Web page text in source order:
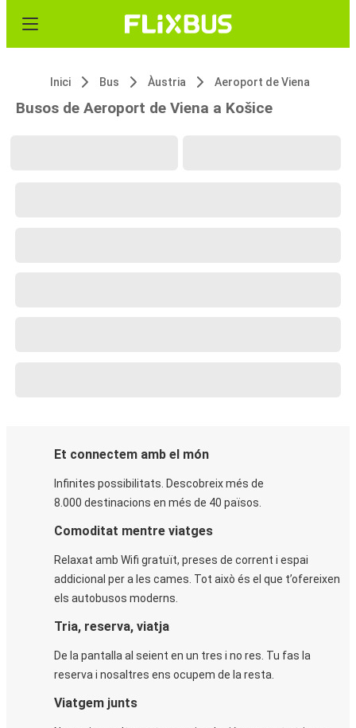
Inici Bus Àustria Aeroport de Viena
Busos de Aeroport de Viena a Košice
Et connectem amb el món
Infinites possibilitats. Descobreix més de
8.000 destinacions en més de 40 països.
Comoditat mentre viatges
Relaxat amb Wifi gratuït, preses de corrent i espai
addicional per a les cames. Tot això és el que t’ofereixen
els autobusos moderns.
Tria, reserva, viatja
De la pantalla al seient en un tres i no res. Tu fas la
reserva i nosaltres ens ocupem de la resta.
Viatgem junts